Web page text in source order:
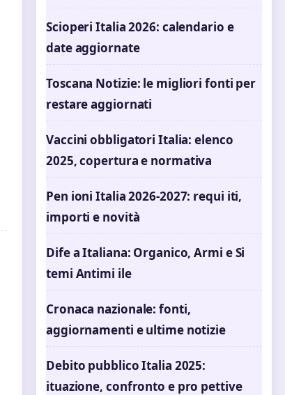
Scioperi Italia 2026: calendario e
date aggiornate
Toscana Notizie: le migliori fonti per
restare aggiornati
Vaccini obbligatori Italia: elenco
2025, copertura e normativa
Pen ioni Italia 2026-2027: requi iti,
importi e novità
Dife a Italiana: Organico, Armi e Si
temi Antimi ile
Cronaca nazionale: fonti,
aggiornamenti e ultime notizie
Debito pubblico Italia 2025:
ituazione, confronto e pro pettive